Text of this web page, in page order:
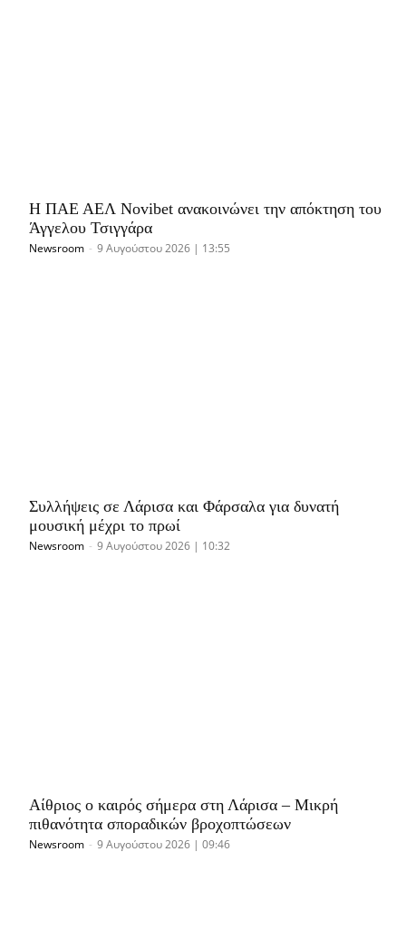
Η ΠΑΕ ΑΕΛ Novibet ανακοινώνει την απόκτηση του
Άγγελου Τσιγγάρα
Newsroom - 9 Αυγούστου 2026 | 13:55
Συλλήψεις σε Λάρισα και Φάρσαλα για δυνατή
μουσική μέχρι το πρωί
Newsroom - 9 Αυγούστου 2026 | 10:32
Αίθριος ο καιρός σήμερα στη Λάρισα – Μικρή
πιθανότητα σποραδικών βροχοπτώσεων
Newsroom - 9 Αυγούστου 2026 | 09:46